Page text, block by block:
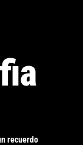
recuerdo